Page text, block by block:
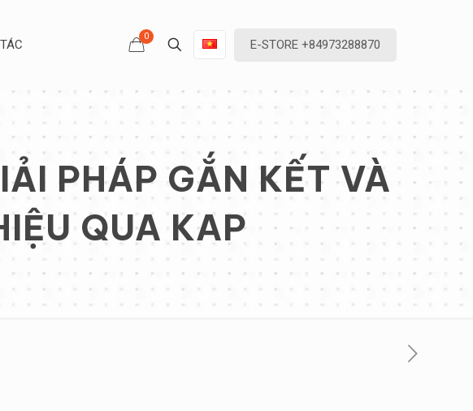
0
E-STORE +84973288870
PHÁP GẮN KẾT VÀ
QUA KAP